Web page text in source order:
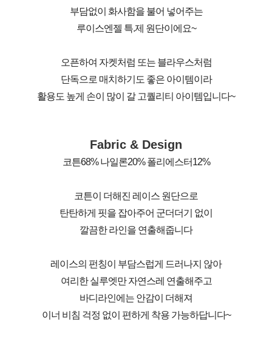
부담없이 화사함을 불어 넣어주는
루이스엔젤 특.제 원단이에요~
오픈하여 자켓처럼 또는 블라우스처럼
단독으로 매치하기도 좋은 아이템이라
활용도 높게 손이 많이 갈 고퀄리티 아이템입니다~
Fabric & Design
코튼68% 나일론20% 폴리에스터12%
코튼이 더해진 레이스 원단으로
탄탄하게 핏을 잡아주어 군더더기 없이
깔끔한 라인을 연출해줍니다
레이스의 펀칭이 부담스럽게 드러나지 않아
여리한 실루엣만 자연스레 연출해주고
바디라인에는 안감이 더해져
이너 비침 걱정 없이 편하게 착용 가능하답니다~